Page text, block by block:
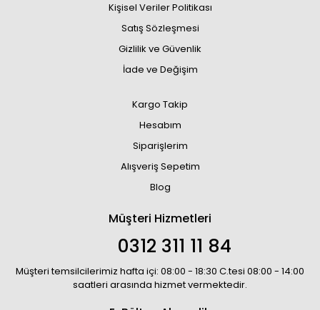
Kişisel Veriler Politikası
Satış Sözleşmesi
Gizlilik ve Güvenlik
İade ve Değişim
Kargo Takip
Hesabım
Siparişlerim
Alışveriş Sepetim
Blog
Müşteri Hizmetleri
0312 311 11 84
Müşteri temsilcilerimiz hafta içi: 08:00 - 18:30 C.tesi 08:00 - 14:00
saatleri arasında hizmet vermektedir.